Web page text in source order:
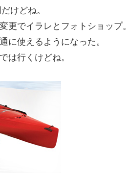
けどね。
更でイラレとフォトショップ。
に使えるようになった。
は行くけどね。